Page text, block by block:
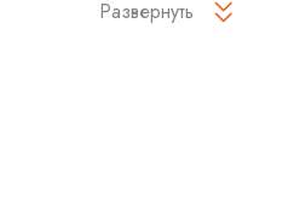
Развернуть